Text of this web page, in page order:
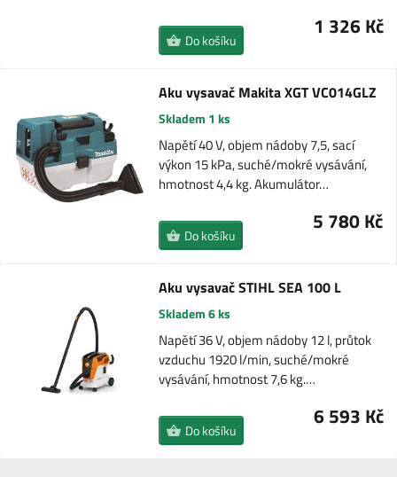
1 326 Kč
Do košíku
Aku vysavač Makita XGT VC014GLZ
Skladem 1 ks
Napětí 40 V, objem nádoby 7,5, sací
výkon 15 kPa, suché/mokré vysávání,
hmotnost 4,4 kg. Akumulátor…
5 780 Kč
Do košíku
Aku vysavač STIHL SEA 100 L
Skladem 6 ks
Napětí 36 V, objem nádoby 12 l, průtok
vzduchu 1920 l/min, suché/mokré
vysávání, hmotnost 7,6 kg.…
6 593 Kč
Do košíku